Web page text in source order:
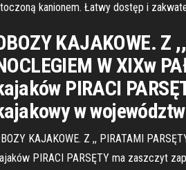
kanionem. Łatwy dostęp i
KAJAKOWE. Z
W XIXw
PIRACI
w
KAJAKOWE. Z ,, PIRATAMI
PIRACI PARSĘTY ma zaszczyt